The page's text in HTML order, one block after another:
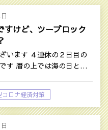
すけど、ツーブロック
います ４連休の２日目の
す 暦の上では海の日と…
コロナ経済対策